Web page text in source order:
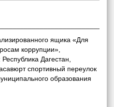
ящика «Для
коррупции»,
Дагестан,
спортивный переулок
образования